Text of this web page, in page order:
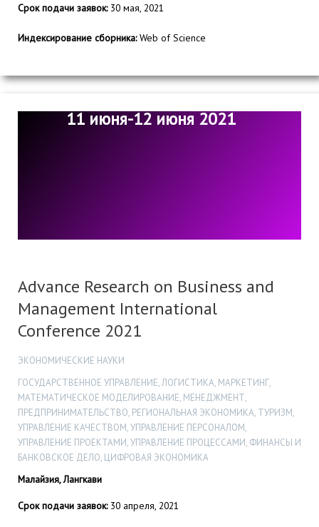
Срок подачи заявок:30 мая, 2021
Индексирование сборника:Web of Science
11 июня-12 июня 2021
Advance Research on Business and
Management International
Conference 2021
ЭКОНОМИЧЕСКИЕ НАУКИ
ГОСУДАРСТВЕННОЕ УПРАВЛЕНИЕ, ЛОГИСТИКА, МАРКЕТИНГ,
МАТЕМАТИЧЕСКОЕ МОДЕЛИРОВАНИЕ, МЕНЕДЖМЕНТ,
ПРЕДПРИНИМАТЕЛЬСТВО, РЕГИОНАЛЬНАЯ ЭКОНОМИКА, ТУРИЗМ,
УПРАВЛЕНИЕ КАЧЕСТВОМ, УПРАВЛЕНИЕ ПЕРСОНАЛОМ,
УПРАВЛЕНИЕ ПРОЕКТАМИ, УПРАВЛЕНИЕ ПРОЦЕССАМИ, ФИНАНСЫ И
БАНКОВСКОЕ ДЕЛО, ЦИФРОВАЯ ЭКОНОМИКА
Малайзия, Лангкави
Срок подачи заявок:30 апреля, 2021